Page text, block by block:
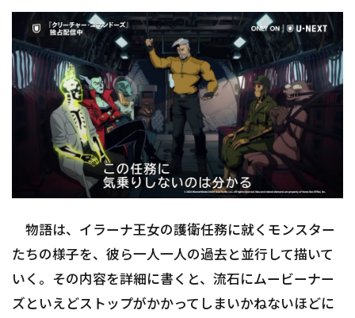
物語は、イラーナ王女の護衛任務に就くモンスター
たちの様子を、彼ら一人一人の過去と並行して描いて
いく。その内容を詳細に書くと、流石にムービーナー
ズといえどストップがかかってしまいかねないほどに